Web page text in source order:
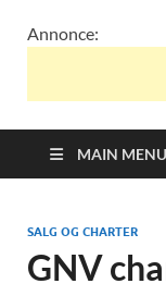
Annonce:
MAIN MENU
SALG OG CHARTER
GNV